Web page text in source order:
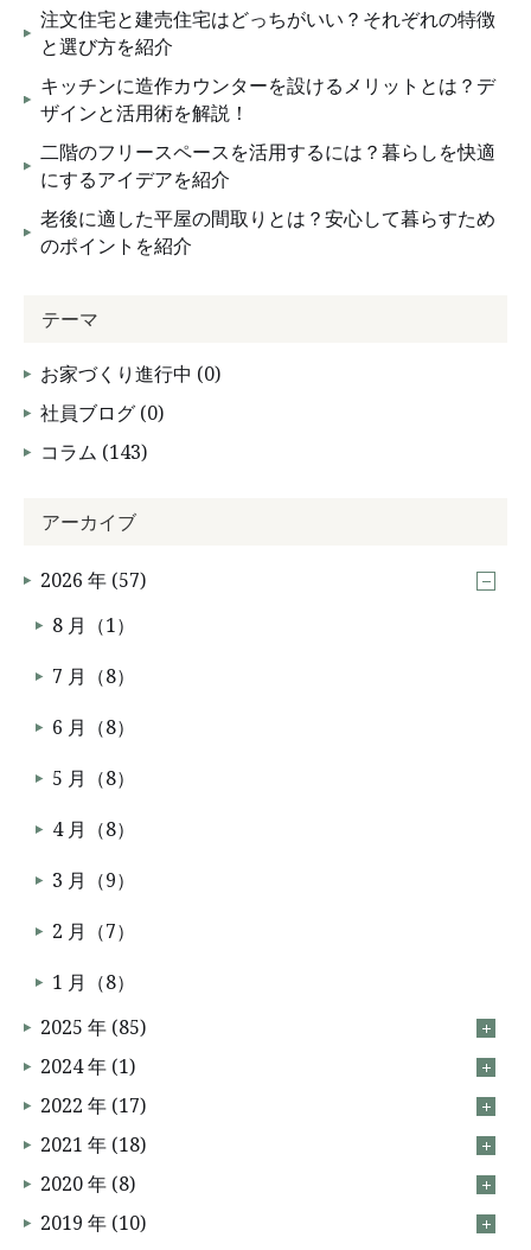
注文住宅と建売住宅はどっちがいい？それぞれの特徴
と選び方を紹介
キッチンに造作カウンターを設けるメリットとは？デ
ザインと活用術を解説！
二階のフリースペースを活用するには？暮らしを快適
にするアイデアを紹介
老後に適した平屋の間取りとは？安心して暮らすため
のポイントを紹介
テーマ
お家づくり進行中 (0)
社員ブログ (0)
コラム (143)
アーカイブ
2026 年 (57)
8 月（1）
7 月（8）
6 月（8）
5 月（8）
4 月（8）
3 月（9）
2 月（7）
1 月（8）
2025 年 (85)
2024 年 (1)
2022 年 (17)
2021 年 (18)
2020 年 (8)
2019 年 (10)